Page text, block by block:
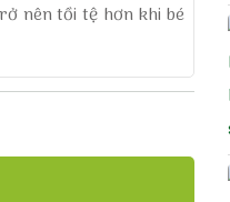
nên tồi tệ hơn khi bé